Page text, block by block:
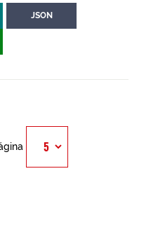
JSON